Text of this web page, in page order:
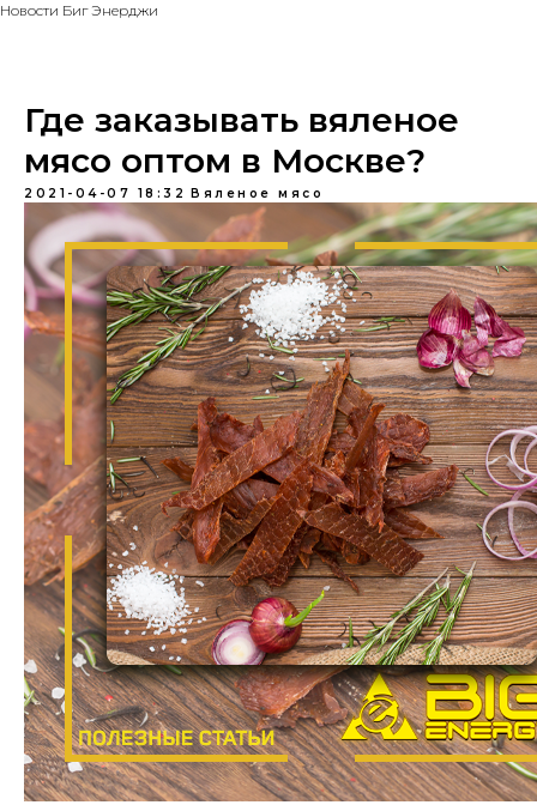
Новости Биг Энерджи
Где заказывать вяленое
мясо оптом в Москве?
2021-04-07 18:32 Вяленое мясо